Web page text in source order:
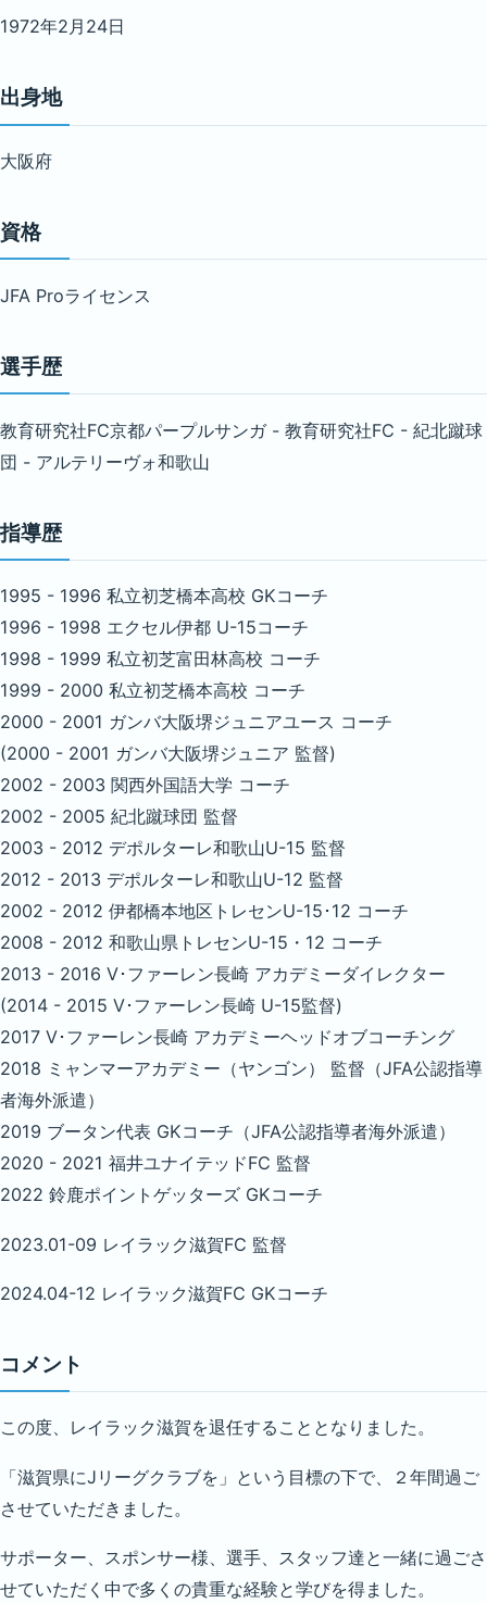
1972年2月24日
出身地
大阪府
資格
JFA Proライセンス
選手歴
教育研究社FC京都パープルサンガ - 教育研究社FC - 紀北蹴球
団 - アルテリーヴォ和歌山
指導歴
1995 - 1996 私立初芝橋本高校 GKコーチ
1996 - 1998 エクセル伊都 U-15コーチ
1998 - 1999 私立初芝富田林高校 コーチ
1999 - 2000 私立初芝橋本高校 コーチ
2000 - 2001 ガンバ大阪堺ジュニアユース コーチ
(2000 - 2001 ガンバ大阪堺ジュニア 監督)
2002 - 2003 関西外国語大学 コーチ
2002 - 2005 紀北蹴球団 監督
2003 - 2012 デポルターレ和歌山U-15 監督
2012 - 2013 デポルターレ和歌山U-12 監督
2002 - 2012 伊都橋本地区トレセンU-15･12 コーチ
2008 - 2012 和歌山県トレセンU-15・12 コーチ
2013 - 2016 V･ファーレン長崎 アカデミーダイレクター
(2014 - 2015 V･ファーレン長崎 U-15監督)
2017 V･ファーレン長崎 アカデミーヘッドオブコーチング
2018 ミャンマーアカデミー（ヤンゴン） 監督（JFA公認指導
者海外派遣）
2019 ブータン代表 GKコーチ（JFA公認指導者海外派遣）
2020 - 2021 福井ユナイテッドFC 監督
2022 鈴鹿ポイントゲッターズ GKコーチ
2023.01-09 レイラック滋賀FC 監督
2024.04-12 レイラック滋賀FC GKコーチ
コメント
この度、レイラック滋賀を退任することとなりました。
「滋賀県にJリーグクラブを」という目標の下で、２年間過ご
させていただきました。
サポーター、スポンサー様、選手、スタッフ達と一緒に過ごさ
せていただく中で多くの貴重な経験と学びを得ました。